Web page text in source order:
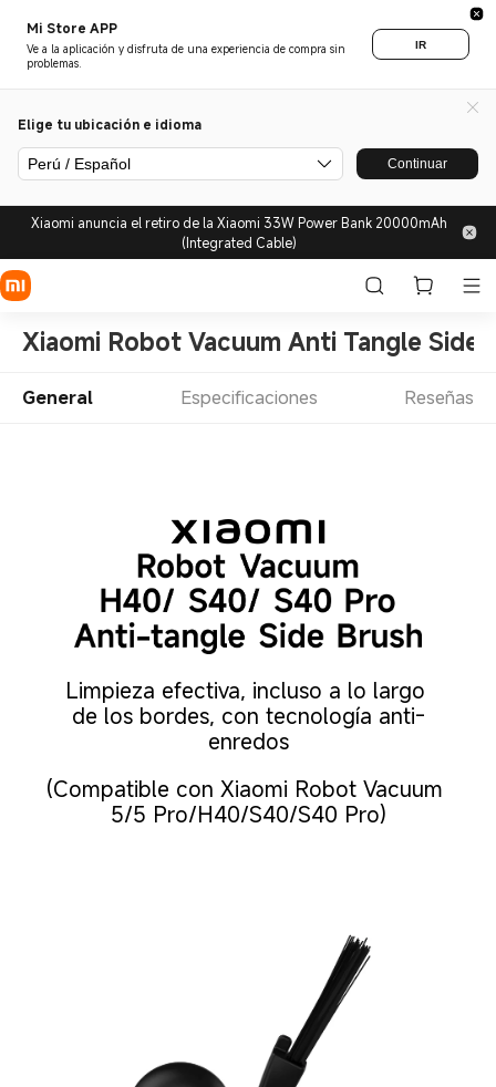
Mi Store APP
Ve a la aplicación y disfruta de una experiencia de compra sin
problemas.
IR
Elige tu ubicación e idioma
Perú / Español Continuar
Xiaomi anuncia el retiro de la Xiaomi 33W Power Bank 20000mAh
(Integrated Cable)
Xiaomi Robot Vacuum Anti Tangle Side
General Especificaciones Reseñas
Limpieza efectiva, incluso a lo largo
de los bordes, con tecnología anti-
enredos
(Compatible con Xiaomi Robot Vacuum
5/5 Pro/H40/S40/S40 Pro)